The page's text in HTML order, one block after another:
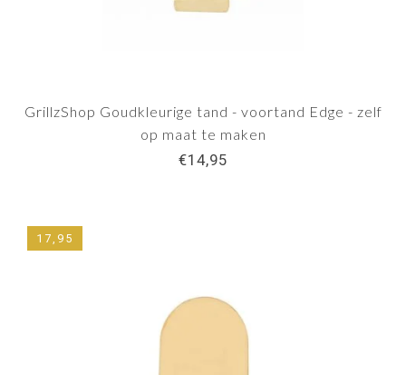
GrillzShop Goudkleurige tand - voortand Edge - zelf
op maat te maken
€14,95
17,95